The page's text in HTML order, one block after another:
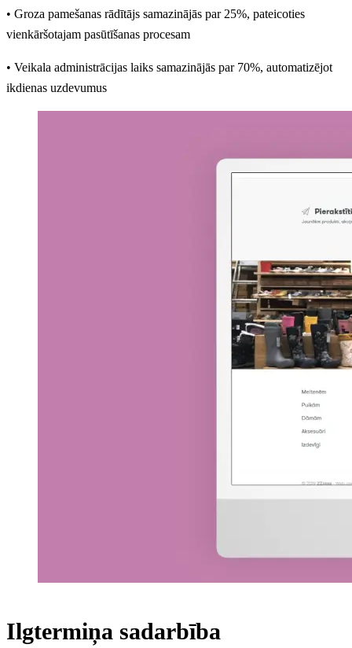
• Groza pamešanas rādītājs samazinājās par 25%, pateicoties
vienkāršotajam pasūtīšanas procesam
• Veikala administrācijas laiks samazinājās par 70%, automatizējot
ikdienas uzdevumus
Ilgtermiņa sadarbība